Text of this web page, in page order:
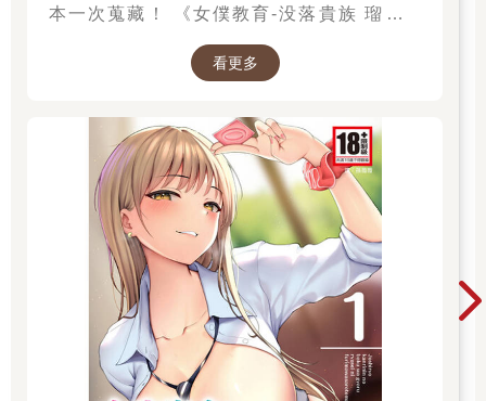
本一次蒐藏！ 《女僕教育-没落貴族 瑠璃川
●得死去活來》等熱門系列作品任君挑選，隨時
看更多